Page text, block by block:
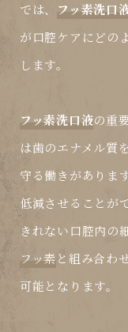
では、 フッ素洗口
が口腔ケアにどの
します。
フッ素洗口液の重
は歯のエナメル質
守る働きがありま
低減させることが
きれない口腔内の
フッ素と組み合わ
可能となります。